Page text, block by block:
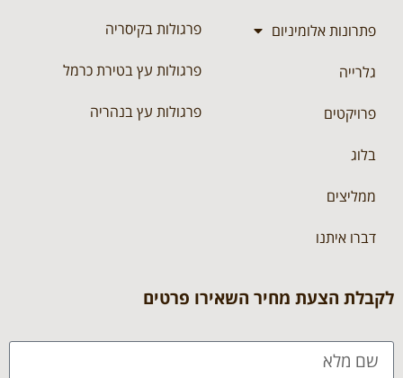
פתרונות אלומיניום
גלרייה
פרויקטים
בלוג
ממליצים
דברו איתנו
פרגולות בקיסריה
פרגולות עץ בטירת כרמל
פרגולות עץ בנהריה
לקבלת הצעת מחיר השאירו פרטים